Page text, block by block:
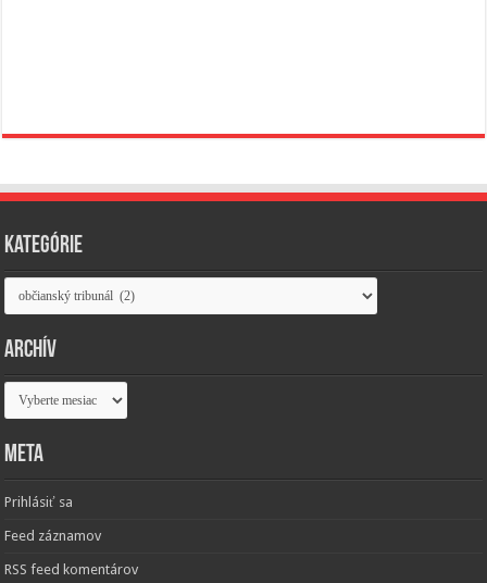
Kategórie
Kategórie
Archív
Archív
Meta
Prihlásiť sa
Feed záznamov
RSS feed komentárov